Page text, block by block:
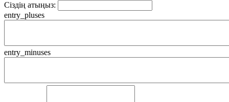
Сіздің атыңыз:
entry_pluses
entry_minuses